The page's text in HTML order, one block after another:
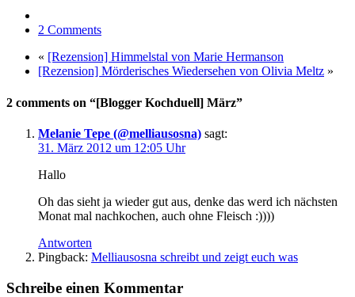
2 Comments
« [Rezension] Himmelstal von Marie Hermanson
[Rezension] Mörderisches Wiedersehen von Olivia Meltz »
2 comments on “[Blogger Kochduell] März”
Melanie Tepe (@melliausosna) sagt:
31. März 2012 um 12:05 Uhr
Hallo
Oh das sieht ja wieder gut aus, denke das werd ich nächsten
Monat mal nachkochen, auch ohne Fleisch :))))
Antworten
Pingback: Melliausosna schreibt und zeigt euch was
Schreibe einen Kommentar